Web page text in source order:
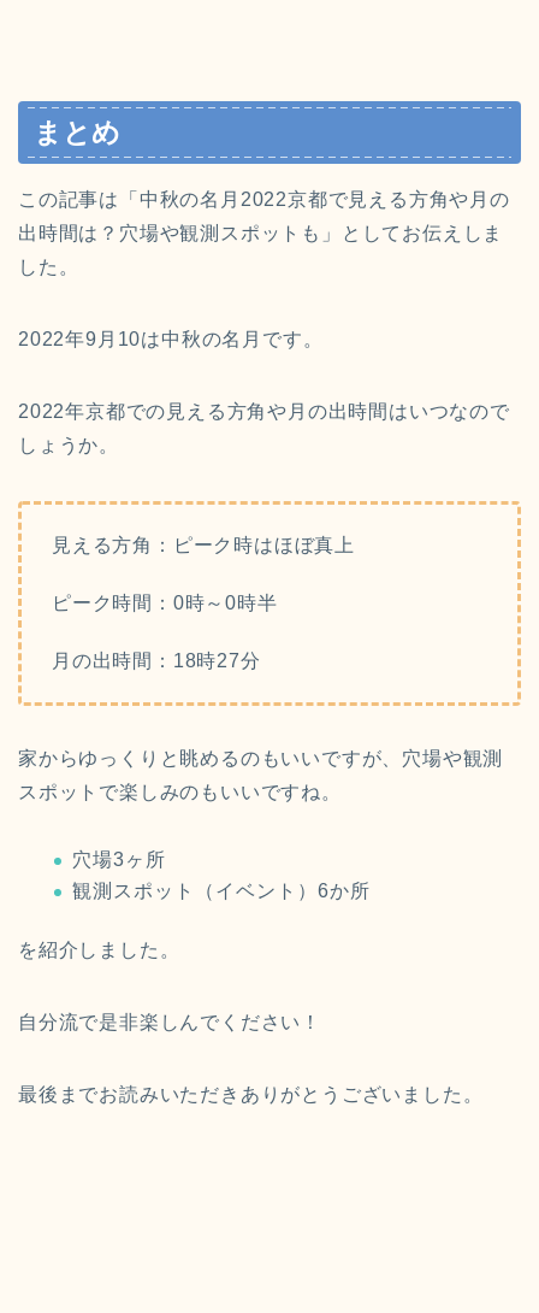
まとめ
この記事は「中秋の名月2022京都で見える方角や月の
出時間は？穴場や観測スポットも」としてお伝えしま
した。
2022年9月10は中秋の名月です。
2022年京都での見える方角や月の出時間はいつなので
しょうか。
見える方角：ピーク時はほぼ真上
ピーク時間：0時～0時半
月の出時間：18時27分
家からゆっくりと眺めるのもいいですが、穴場や観測
スポットで楽しみのもいいですね。
穴場3ヶ所
観測スポット（イベント）6か所
を紹介しました。
自分流で是非楽しんでください！
最後までお読みいただきありがとうございました。